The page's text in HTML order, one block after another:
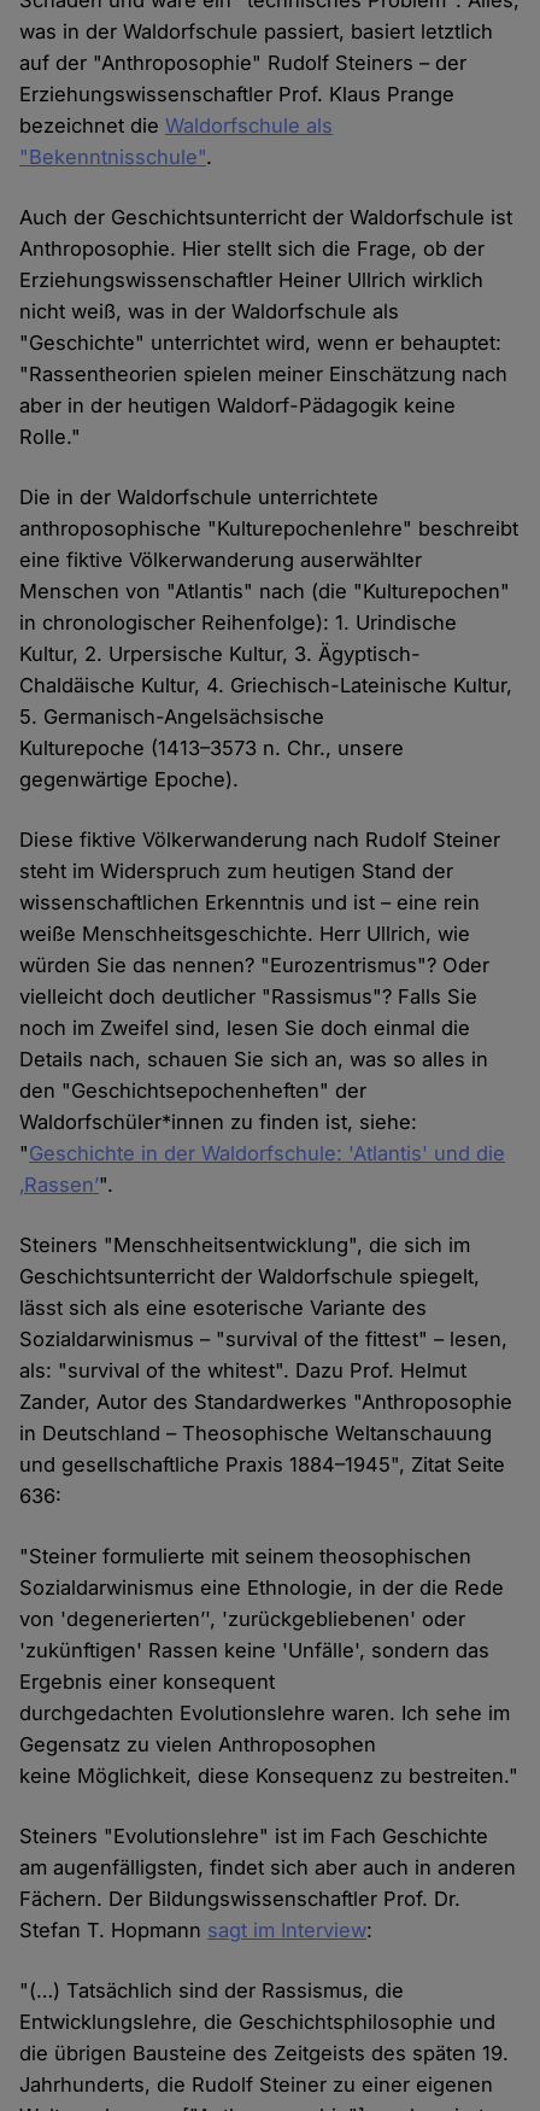
was in der Waldorfschule passiert, basiert letztlich
auf der "Anthroposophie" Rudolf Steiners – der
Erziehungswissenschaftler Prof. Klaus Prange
bezeichnet dieWaldorfschule als
"Bekenntnisschule".
Auch der Geschichtsunterricht der Waldorfschule ist
Anthroposophie. Hier stellt sich die Frage, ob der
Erziehungswissenschaftler Heiner Ullrich wirklich
nicht weiß, was in der Waldorfschule als
"Geschichte" unterrichtet wird, wenn er behauptet:
"Rassentheorien spielen meiner Einschätzung nach
aber in der heutigen Waldorf-Pädagogik keine
Rolle."
Die in der Waldorfschule unterrichtete
anthroposophische "Kulturepochenlehre" beschreibt
eine fiktive Völkerwanderung auserwählter
Menschen von "Atlantis" nach (die "Kulturepochen"
in chronologischer Reihenfolge): 1. Urindische
Kultur, 2. Urpersische Kultur, 3. Ägyptisch-
Chaldäische Kultur, 4. Griechisch-Lateinische Kultur,
5. Germanisch-Angelsächsische
Kulturepoche (1413–3573 n. Chr., unsere
gegenwärtige Epoche).
Diese fiktive Völkerwanderung nach Rudolf Steiner
steht im Widerspruch zum heutigen Stand der
wissenschaftlichen Erkenntnis und ist – eine rein
weiße Menschheitsgeschichte. Herr Ullrich, wie
würden Sie das nennen? "Eurozentrismus"? Oder
vielleicht doch deutlicher "Rassismus"? Falls Sie
noch im Zweifel sind, lesen Sie doch einmal die
Details nach, schauen Sie sich an, was so alles in
den "Geschichtsepochenheften" der
Waldorfschüler*innen zu finden ist, siehe:
"Geschichte in der Waldorfschule: 'Atlantis' und die
‚Rassen’".
Steiners "Menschheitsentwicklung", die sich im
Geschichtsunterricht der Waldorfschule spiegelt,
lässt sich als eine esoterische Variante des
Sozialdarwinismus – "survival of the fittest" – lesen,
als: "survival of the whitest". Dazu Prof. Helmut
Zander, Autor des Standardwerkes "Anthroposophie
in Deutschland – Theosophische Weltanschauung
und gesellschaftliche Praxis 1884–1945", Zitat Seite
636:
"Steiner formulierte mit seinem theosophischen
Sozialdarwinismus eine Ethnologie, in der die Rede
von 'degenerierten’', 'zurückgebliebenen' oder
'zukünftigen' Rassen keine 'Unfälle', sondern das
Ergebnis einer konsequent
durchgedachten Evolutionslehre waren. Ich sehe im
Gegensatz zu vielen Anthroposophen
keine Möglichkeit, diese Konsequenz zu bestreiten."
Steiners "Evolutionslehre" ist im Fach Geschichte
am augenfälligsten, findet sich aber auch in anderen
Fächern. Der Bildungswissenschaftler Prof. Dr.
Stefan T. Hopmann sagt im Interview:
"(…) Tatsächlich sind der Rassismus, die
Entwicklungslehre, die Geschichtsphilosophie und
die übrigen Bausteine des Zeitgeists des späten 19.
Jahrhunderts, die Rudolf Steiner zu einer eigenen